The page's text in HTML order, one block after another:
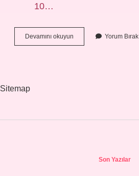
10…
Devamını okuyun
Vadisi
Yorum Bırak
Sitemap
Son Yazılar